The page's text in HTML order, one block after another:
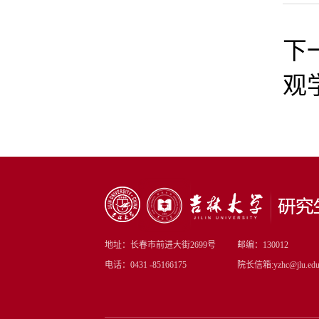
观
地址：长春市前进大街2699号
邮编：130012
电话：0431 -85166175
院长信箱